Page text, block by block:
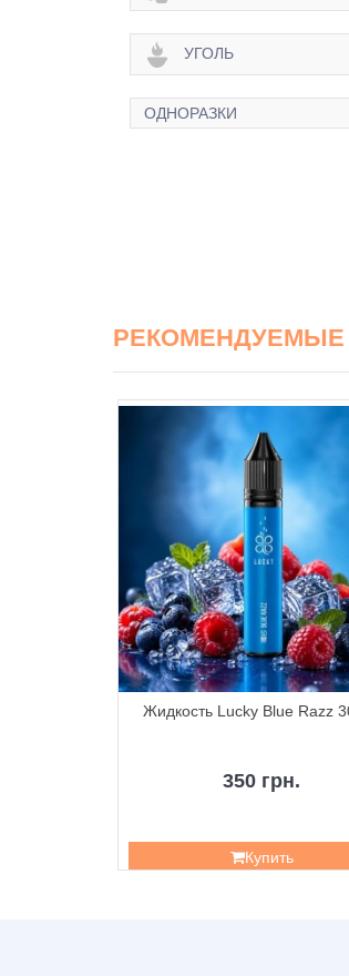
УГОЛЬ
ОДНОРАЗКИ
Жидкость Lucky Blue Razz
350 грн.
Купить